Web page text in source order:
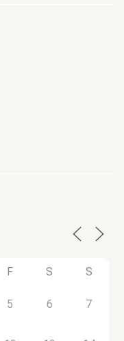
F S S
5 6 7